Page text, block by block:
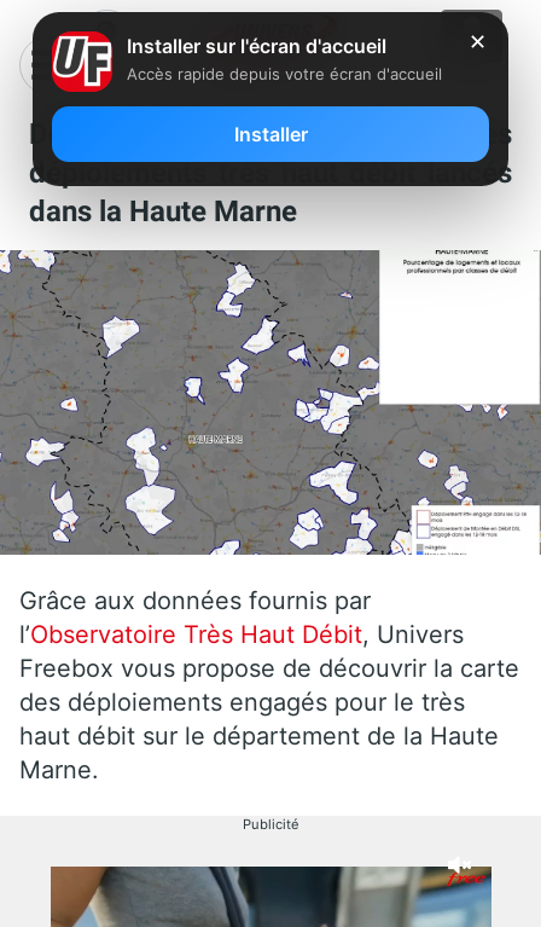
Découvrez la carte des
déploiements très haut débit lancés
dans la Haute Marne
Grâce aux données fournis par
l’Observatoire Très Haut Débit, Univers
Freebox vous propose de découvrir la carte
des déploiements engagés pour le très
haut débit sur le département de la Haute
Marne.
Publicité
✕
Installer sur l'écran d'accueil
Accès rapide depuis votre écran d'accueil
Installer